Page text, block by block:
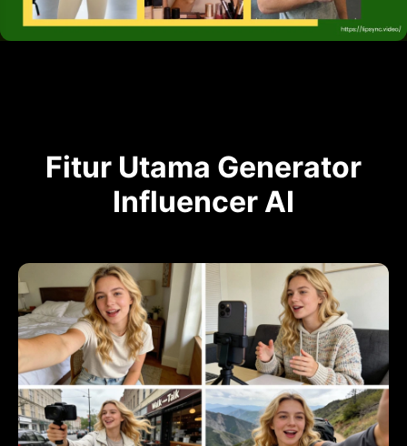
Fitur Utama Generator
Influencer AI